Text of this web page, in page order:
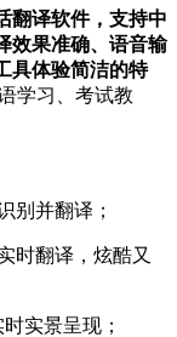
翻译软件，支持中
效果准确、语音输
具体验简洁的特
学习、考试教
别并翻译；
时翻译，炫酷又
实景呈现；